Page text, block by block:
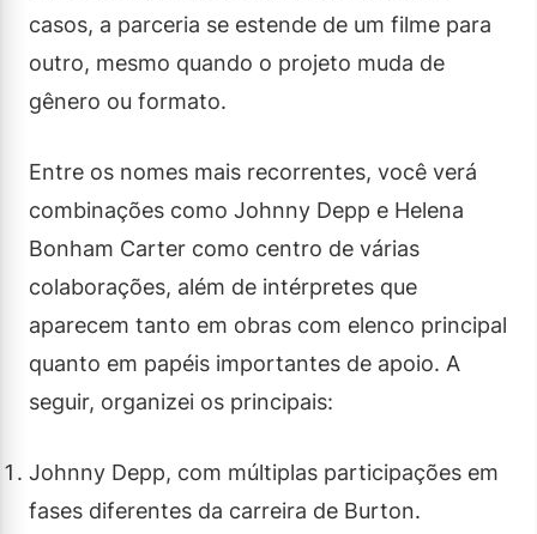
casos, a parceria se estende de um filme para
outro, mesmo quando o projeto muda de
gênero ou formato.
Entre os nomes mais recorrentes, você verá
combinações como Johnny Depp e Helena
Bonham Carter como centro de várias
colaborações, além de intérpretes que
aparecem tanto em obras com elenco principal
quanto em papéis importantes de apoio. A
seguir, organizei os principais:
Johnny Depp, com múltiplas participações em
fases diferentes da carreira de Burton.